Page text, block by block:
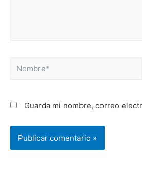
Nombre*
Guarda mi nombre, correo